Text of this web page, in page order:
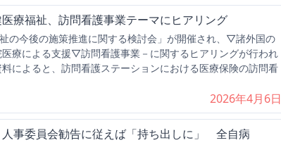
医療福祉、訪問看護事業テーマにヒアリング
の今後の施策推進に関する検討会」が開催され、▽諸外国の
療による支援▽訪問看護事業－に関するヒアリングが行われ
によると、訪問看護ステーションにおける医療保険の訪問看
2026年4月6日
人事委員会勧告に従えば「持ち出しに」 全自病